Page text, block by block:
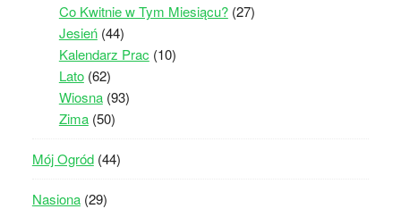
Co Kwitnie w Tym Miesiącu?(27)
Jesień(44)
Kalendarz Prac (10)
Lato(62)
Wiosna(93)
Zima(50)
Mój Ogród(44)
Nasiona(29)